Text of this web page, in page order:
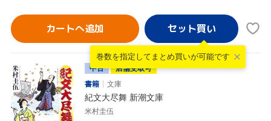
カートへ追加
巻数を指定して まとめ買いが可能です
中古
店舗受取可
書籍
文庫
紀文大尽舞 新潮文庫
米村圭伍